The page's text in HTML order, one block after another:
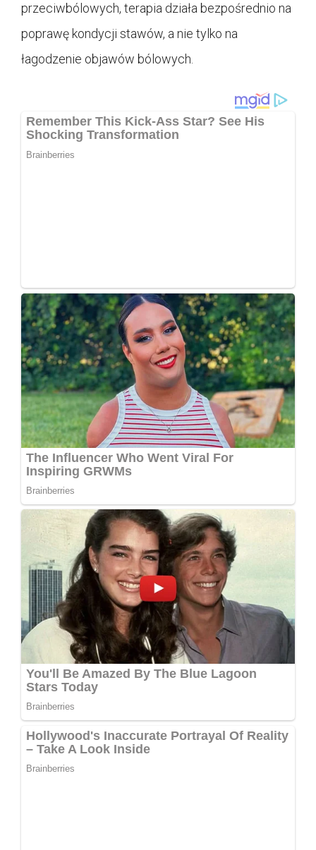
przeciwbólowych, terapia działa bezpośrednio na
poprawę kondycji stawów, a nie tylko na
łagodzenie objawów bólowych.